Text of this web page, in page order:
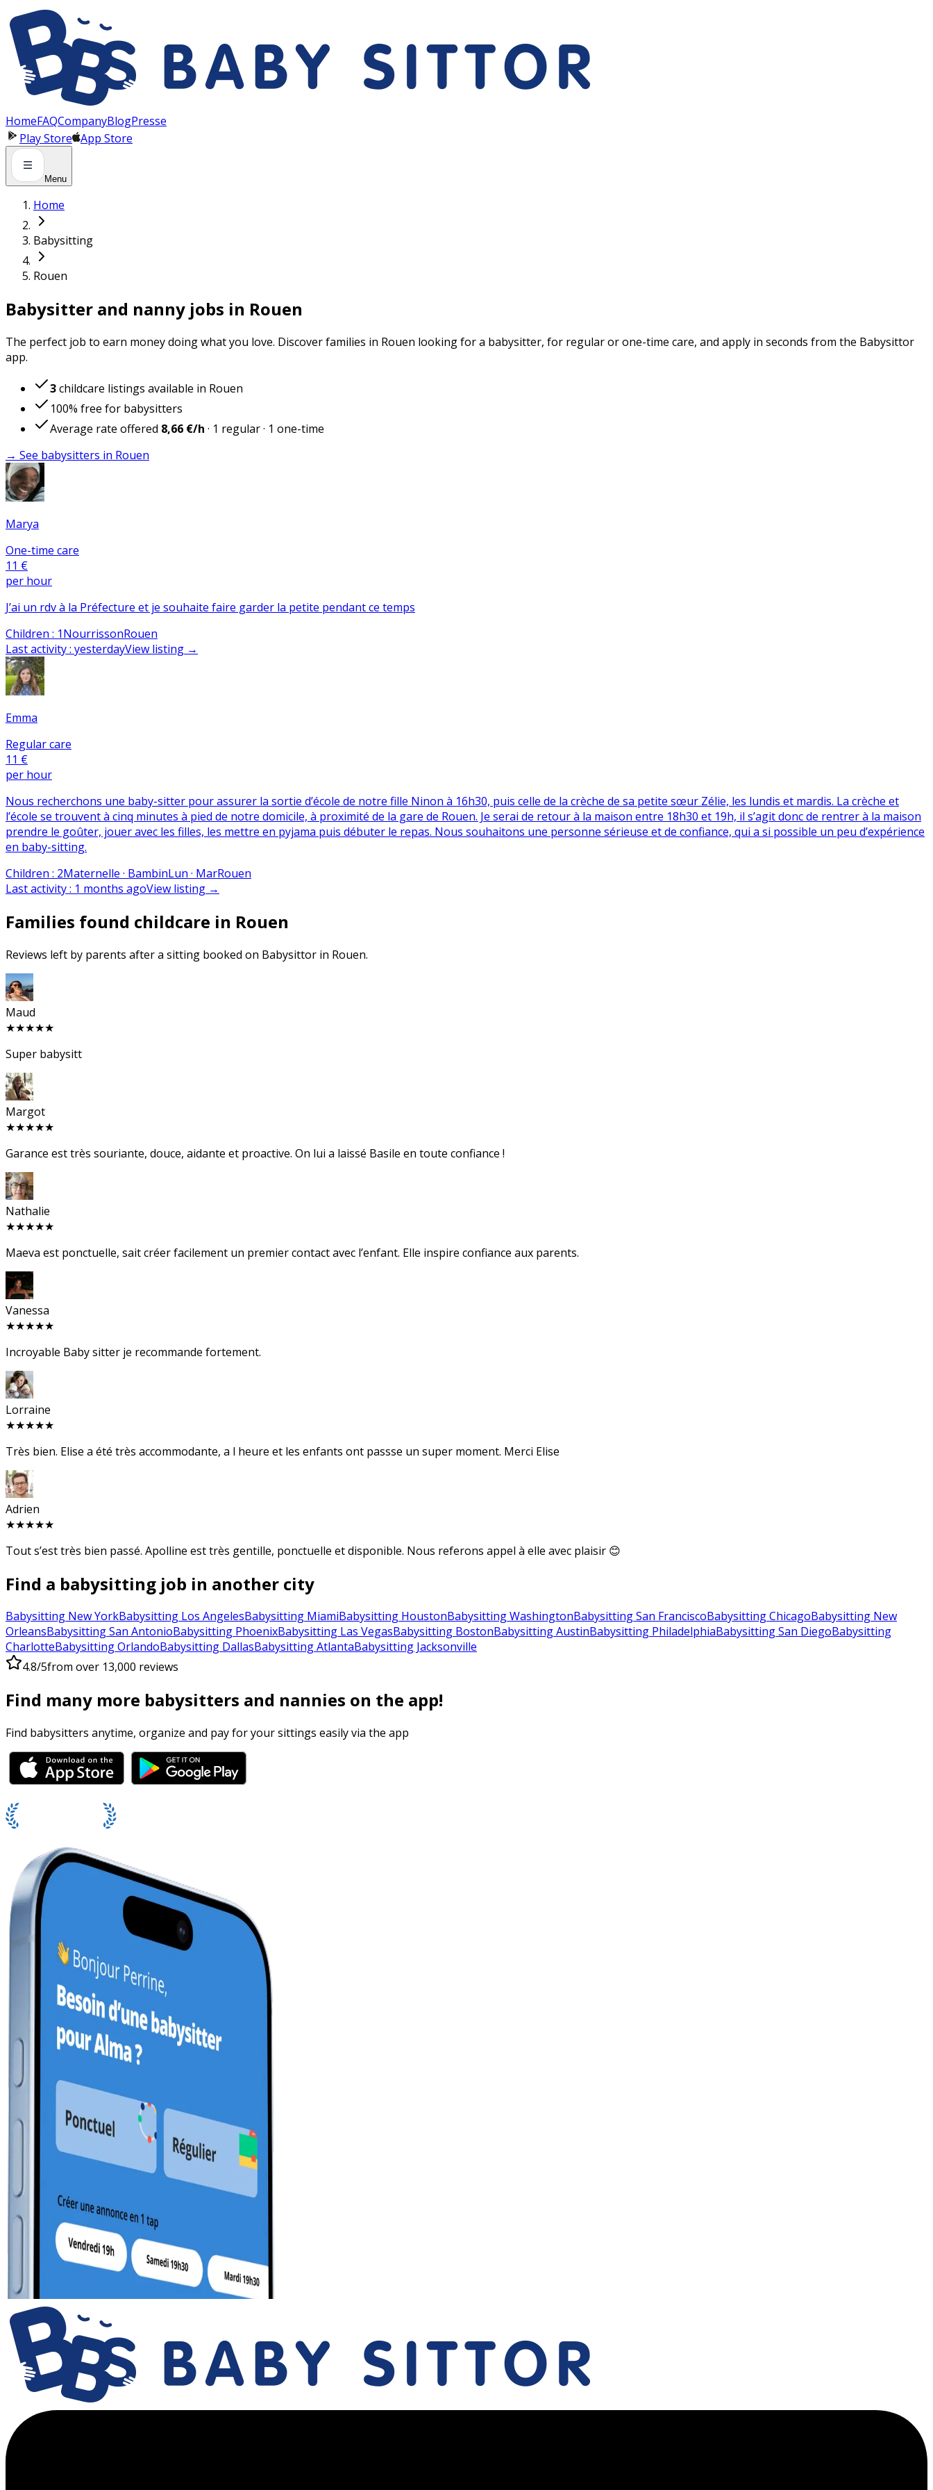
HomeFAQCompanyBlogPresse
Play Store App Store
Menu
Home
Babysitting
Rouen
Babysitter and nanny jobs in Rouen
The perfect job to earn money doing what you love. Discover families in Rouen looking for a babysitter, for regular or one-time care, and apply in seconds from the Babysittor
app.
3childcare listings available in Rouen
100% free for babysitters
Average rate offered 8,66 €/h · 1 regular· 1 one-time
→ See babysitters in Rouen
Marya
One-time care
11 €
per hour
J’ai un rdv à la Préfecture et je souhaite faire garder la petite pendant ce temps
Children : 1NourrissonRouen
Last activity: yesterdayView listing →
Emma
Regular care
11 €
per hour
Nous recherchons une baby-sitter pour assurer la sortie d’école de notre fille Ninon à 16h30, puis celle de la crèche de sa petite sœur Zélie, les lundis et mardis. La crèche et
l’école se trouvent à cinq minutes à pied de notre domicile, à proximité de la gare de Rouen. Je serai de retour à la maison entre 18h30 et 19h, il s’agit donc de rentrer à la maison
prendre le goûter, jouer avec les filles, les mettre en pyjama puis débuter le repas. Nous souhaitons une personne sérieuse et de confiance, qui a si possible un peu d’expérience
en baby-sitting.
Children : 2Maternelle · BambinLun · MarRouen
Last activity: 1 months agoView listing →
Families found childcare in Rouen
Reviews left by parents after a sitting booked on Babysittor in Rouen.
Maud
★★★★★
Super babysitt
Margot
★★★★★
Garance est très souriante, douce, aidante et proactive. On lui a laissé Basile en toute confiance !
Nathalie
★★★★★
Maeva est ponctuelle, sait créer facilement un premier contact avec l’enfant. Elle inspire confiance aux parents.
Vanessa
★★★★★
Incroyable Baby sitter je recommande fortement.
Lorraine
★★★★★
Très bien. Elise a été très accommodante, a l heure et les enfants ont passse un super moment. Merci Elise
Adrien
★★★★★
Tout s’est très bien passé. Apolline est très gentille, ponctuelle et disponible. Nous referons appel à elle avec plaisir 😊
Find a babysitting job in another city
Babysitting New YorkBabysitting Los AngelesBabysitting MiamiBabysitting HoustonBabysitting WashingtonBabysitting San FranciscoBabysitting ChicagoBabysitting New
OrleansBabysitting San AntonioBabysitting PhoenixBabysitting Las VegasBabysitting BostonBabysitting AustinBabysitting PhiladelphiaBabysitting San DiegoBabysitting
CharlotteBabysitting OrlandoBabysitting DallasBabysitting AtlantaBabysitting Jacksonville
4.8/5from over 13,000 reviews
Find many more babysitters and nannies on the app!
Find babysitters anytime, organize and pay for your sittings easily via the app
Panneau de gestion des cookies